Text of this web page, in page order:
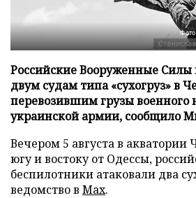
Российские Вооруженные
двум судам типа «сухогруз» в
перевозившим грузы военного
украинской армии, сообщило
Вечером 5 августа в акватории
югу и востоку от Одессы,
беспилотники атаковали два
ведомство в Max.